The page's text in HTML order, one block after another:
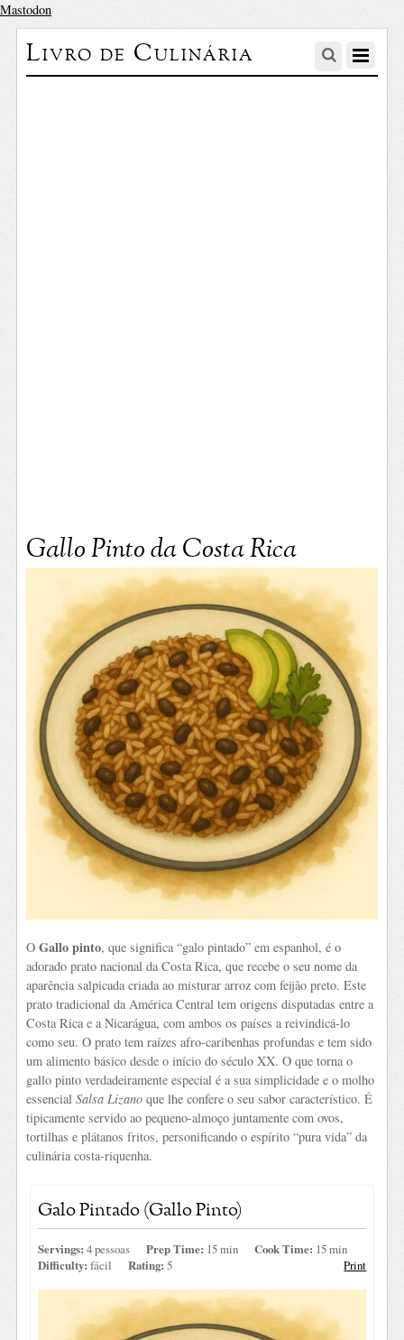
Mastodon
Livro de Culinária
Gallo Pinto da Costa Rica
O Gallo pinto, que significa “galo pintado” em espanhol, é o
adorado prato nacional da Costa Rica, que recebe o seu nome da
aparência salpicada criada ao misturar arroz com feijão preto. Este
prato tradicional da América Central tem origens disputadas entre a
Costa Rica e a Nicarágua, com ambos os países a reivindicá-lo
como seu. O prato tem raízes afro-caribenhas profundas e tem sido
um alimento básico desde o início do século XX. O que torna o
gallo pinto verdadeiramente especial é a sua simplicidade e o molho
essencial Salsa Lizanoque lhe confere o seu sabor característico. É
tipicamente servido ao pequeno-almoço juntamente com ovos,
tortilhas e plátanos fritos, personificando o espírito “pura vida” da
culinária costa-riquenha.
Galo Pintado (Gallo Pinto)
Servings: 4 pessoas Prep Time: 15 min Cook Time: 15 min
Difficulty: fácil Rating: 5 Print